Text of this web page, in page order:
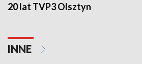
20 lat TVP3 Olsztyn
INNE